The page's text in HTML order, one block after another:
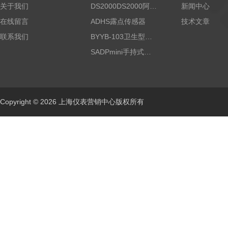
关于我们
在线留言
联系我们
ADHS露点传感器
新闻中心
技术文章
Copyright © 2026 上海仪表营销中心版权所有